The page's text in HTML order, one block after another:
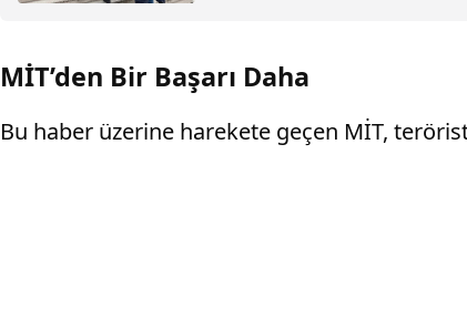
MİT’den Bir Başarı Daha
Bu haber üzerine harekete geçen MİT,